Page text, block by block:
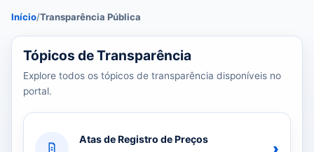
Início/Transparência Pública
39 tópicos carregados do banco de dados.
Tópicos de Transparência
Explore todos os tópicos de transparência disponíveis no
portal.
Atas de Registro de Preços
›